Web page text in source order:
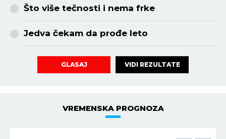
Što više tečnosti i nema frke
Jedva čekam da prođe leto
GLASAJ VIDI REZULTATE
VREMENSKA PROGNOZA